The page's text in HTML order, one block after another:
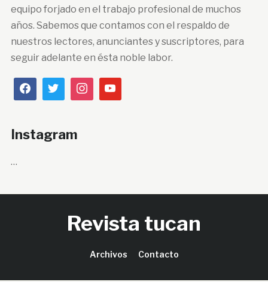
equipo forjado en el trabajo profesional de muchos
años. Sabemos que contamos con el respaldo de
nuestros lectores, anunciantes y suscriptores, para
seguir adelante en ésta noble labor.
Instagram
…
Revista tucan
Archivos Contacto